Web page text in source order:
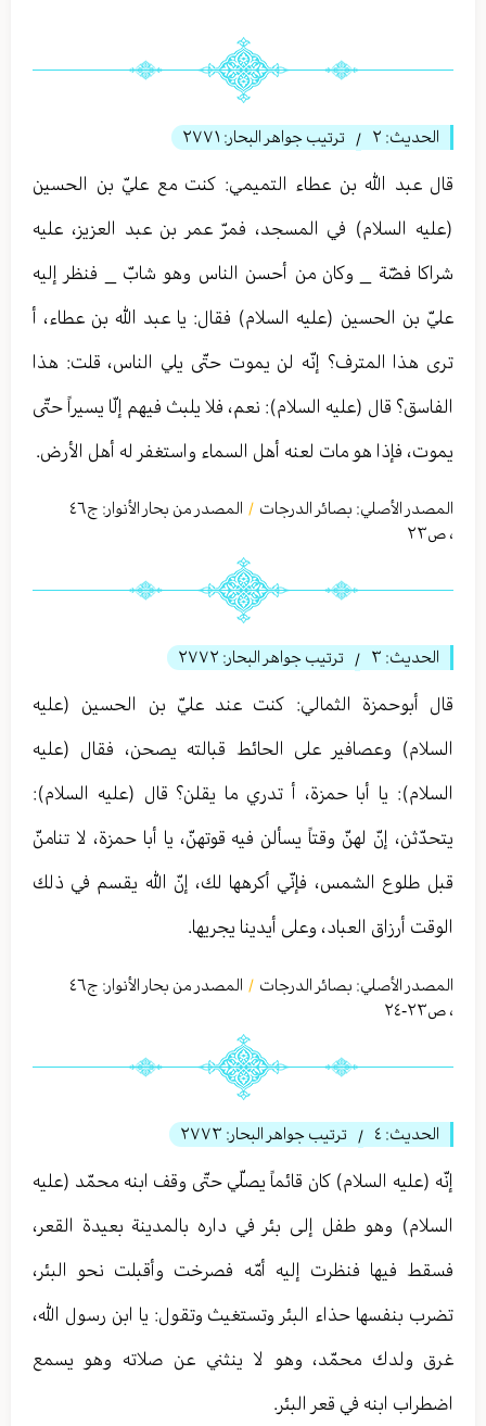
الحديث: ٢ / ترتيب جواهر البحار: ٢٧٧١
قال عبد الله بن عطاء التمیمي: كنت مع عليّ بن الحسين
(عليه السلام) في المسجد، فمرّ عمر بن عبد العزيز، عليه
شراكا فضّة _ وكان من أحسن الناس وهو شابّ _ فنظر إليه
عليّ بن الحسين (عليه السلام) فقال: يا عبد الله بن عطاء، أ
ترى هذا المترف؟ إنّه لن يموت حتّى يلي الناس، قلت: هذا
الفاسق؟ قال (عليه السلام): نعم، فلا يلبث فيهم إلّا يسيراً حتّى
يموت، فإذا هو مات لعنه أهل السماء واستغفر له أهل الأرض.
المصدر الأصلي: بصائر الدرجات / المصدر من بحار الأنوار: ج٤٦
، ص٢٣
الحديث: ٣ / ترتيب جواهر البحار: ٢٧٧٢
قال أبوحمزة الثمالي: كنت عند عليّ بن الحسين (عليه
السلام) وعصافير على الحائط قبالته يصحن، فقال (عليه
السلام): يا أبا حمزة، أ تدري ما يقلن؟ قال (عليه السلام):
يتحدّثن، إنّ لهنّ وقتاً يسألن فيه قوتهنّ، يا أبا حمزة، لا تنامنّ
قبل طلوع الشمس، فإنّي أكرهها لك، إنّ الله يقسم في ذلك
الوقت أرزاق العباد، وعلى أيدينا يجريها.
المصدر الأصلي: بصائر الدرجات / المصدر من بحار الأنوار: ج٤٦
، ص٢٣-٢٤
الحديث: ٤ / ترتيب جواهر البحار: ٢٧٧٣
إنّه (عليه السلام) كان قائماً يصلّي حتّى وقف ابنه محمّد (عليه
السلام) وهو طفل إلى بئر في داره بالمدينة بعيدة القعر،
فسقط فيها فنظرت إليه أمّه فصرخت وأقبلت نحو البئر،
تضرب بنفسها حذاء البئر وتستغيث وتقول: يا ابن رسول الله،
غرق ولدك محمّد، وهو لا ينثني عن صلاته وهو يسمع
اضطراب ابنه في قعر البئر.